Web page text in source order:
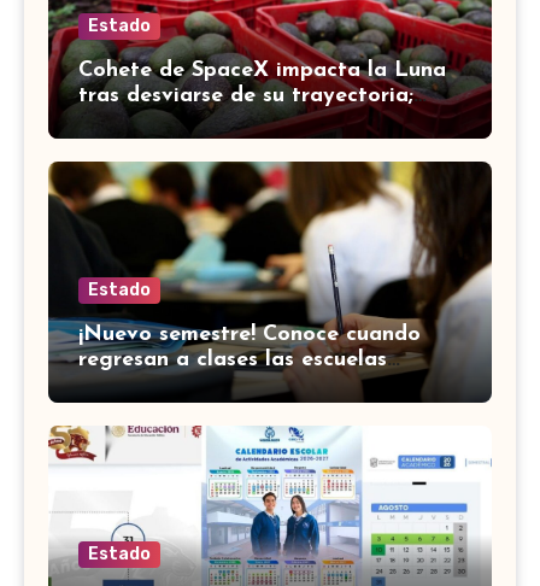
Estado
Cohete de SpaceX impacta la Luna
tras desviarse de su trayectoria;
científicos confirman el choque
Estado
¡Nuevo semestre! Conoce cuando
regresan a clases las escuelas
normales en Guanajuato
Estado